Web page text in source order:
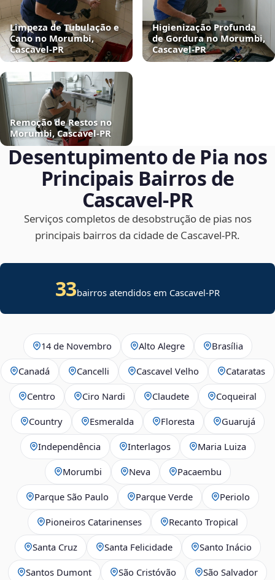
Limpeza de Tubulação e
Cano no Morumbi,
Cascavel‑PR
Higienização Profunda
de Gordura no Morumbi,
Cascavel‑PR
Remoção de Restos no
Morumbi, Cascavel‑PR
Desentupimento de Pia nos
Principais Bairros de
Cascavel‑PR
Serviços completos de desobstrução de pias nos
principais bairros da cidade de Cascavel‑PR.
33bairros atendidos em Cascavel-PR
14 de Novembro Alto Alegre Brasília
Canadá Cancelli Cascavel Velho Cataratas
Centro Ciro Nardi Claudete Coqueiral
Country Esmeralda Floresta Guarujá
Independência Interlagos Maria Luiza
Morumbi Neva Pacaembu
Parque São Paulo Parque Verde Periolo
Pioneiros Catarinenses Recanto Tropical
Santa Cruz Santa Felicidade Santo Inácio
Santos Dumont São Cristóvão São Salvador